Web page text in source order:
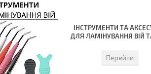
ІНСТРУМЕНТИ ТА
ДЛЯ ЛАМІНУВАННЯ ВІЙ
Перейти